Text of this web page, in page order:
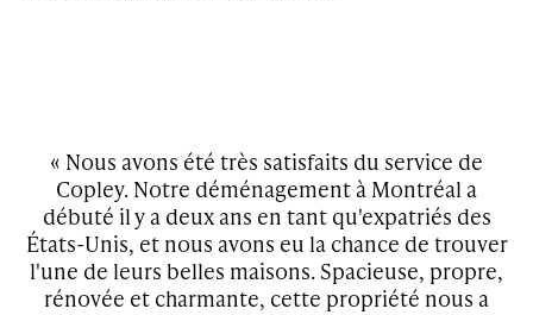
« Nous avons été très satisfaits du service de
Copley. Notre déménagement à Montréal a
débuté il y a deux ans en tant qu'expatriés des
États-Unis, et nous avons eu la chance de trouver
l'une de leurs belles maisons. Spacieuse, propre,
rénovée et charmante, cette propriété nous a